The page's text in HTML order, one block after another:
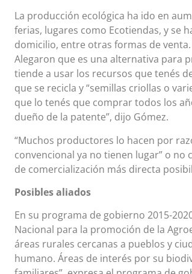
La producción ecológica ha ido en
ferias, lugares como Ecotiendas, y se
domicilio, entre otras formas de
Alegaron que es una alternativa para
tiende a usar los recursos que tenés
que se recicla y “semillas criollas o
que lo tenés que comprar todos los
dueño de la patente”, dijo Gómez.
“Muchos productores lo hacen por
convencional ya no tienen lugar” o no
de comercialización más directa
Posibles aliados
En su programa de gobierno 2015-
Nacional para la promoción de la
áreas rurales cercanas a pueblos y
humano. Áreas de interés por su